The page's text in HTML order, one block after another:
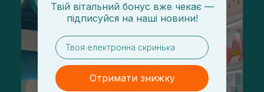
Твій вітальний бонус вже чекає —
підписуйся на наші новини!
email
Отримати знижку